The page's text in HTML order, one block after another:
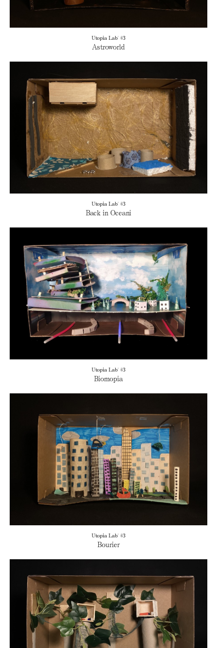
Utopia Lab' #3
Astroworld
Utopia Lab' #3
Back in Oceani
Utopia Lab' #3
Biomopia
Utopia Lab' #3
Bourier